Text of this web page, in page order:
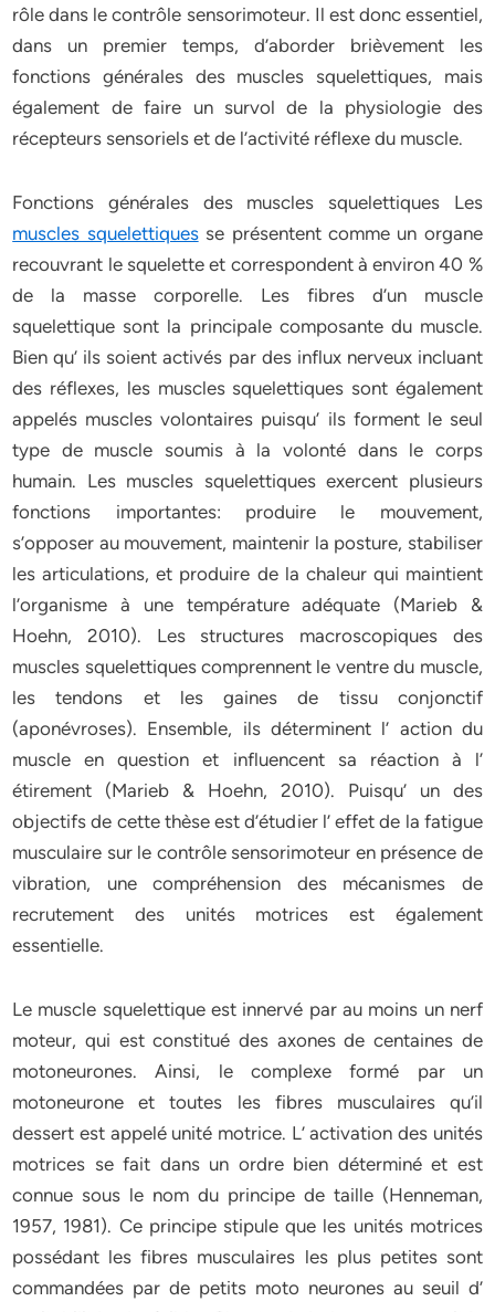
rôle dans le contrôle sensorimoteur. Il est donc essentiel,
dans un premier temps, d’aborder brièvement les
fonctions générales des muscles squelettiques, mais
également de faire un survol de la physiologie des
récepteurs sensoriels et de l’activité réflexe du muscle.
Fonctions générales des muscles squelettiques Les
muscles squelettiquesse présentent comme un organe
recouvrant le squelette et correspondent à environ 40 %
de la masse corporelle. Les fibres d’un muscle
squelettique sont la principale composante du muscle.
Bien qu’ ils soient activés par des influx nerveux incluant
des réflexes, les muscles squelettiques sont également
appelés muscles volontaires puisqu’ ils forment le seul
type de muscle soumis à la volonté dans le corps
humain. Les muscles squelettiques exercent plusieurs
fonctions importantes: produire le mouvement,
s’opposer au mouvement, maintenir la posture, stabiliser
les articulations, et produire de la chaleur qui maintient
l’organisme à une température adéquate (Marieb &
Hoehn, 2010). Les structures macroscopiques des
muscles squelettiques comprennent le ventre du muscle,
les tendons et les gaines de tissu conjonctif
(aponévroses). Ensemble, ils déterminent l’ action du
muscle en question et influencent sa réaction à l’
étirement (Marieb & Hoehn, 2010). Puisqu’ un des
objectifs de cette thèse est d’étudier l’ effet de la fatigue
musculaire sur le contrôle sensorimoteur en présence de
vibration, une compréhension des mécanismes de
recrutement des unités motrices est également
essentielle.
Le muscle squelettique est innervé par au moins un nerf
moteur, qui est constitué des axones de centaines de
motoneurones. Ainsi, le complexe formé par un
motoneurone et toutes les fibres musculaires qu’il
dessert est appelé unité motrice. L’ activation des unités
motrices se fait dans un ordre bien déterminé et est
connue sous le nom du principe de taille (Henneman,
1957, 1981). Ce principe stipule que les unités motrices
possédant les fibres musculaires les plus petites sont
commandées par de petits moto neurones au seuil d’